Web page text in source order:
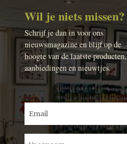
Wil je niets missen?
Schrijf je dan in voor ons
nieuwsmagazine en blijf op de
hoogte van de laatste producten,
aanbiedingen en nieuwtjes.